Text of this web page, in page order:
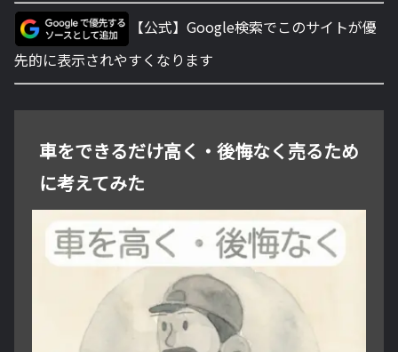
【公式】Google検索でこのサイトが優
先的に表示されやすくなります
車をできるだけ高く・後悔なく売るため
に考えてみた